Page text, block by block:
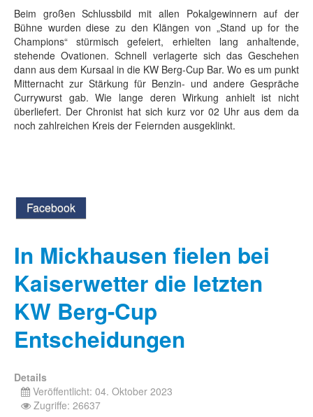
Beim großen Schlussbild mit allen Pokalgewinnern auf der
Bühne wurden diese zu den Klängen von „Stand up for the
Champions“ stürmisch gefeiert, erhielten lang anhaltende,
stehende Ovationen. Schnell verlagerte sich das Geschehen
dann aus dem Kursaal in die KW Berg-Cup Bar. Wo es um punkt
Mitternacht zur Stärkung für Benzin- und andere Gespräche
Currywurst gab. Wie lange deren Wirkung anhielt ist nicht
überliefert. Der Chronist hat sich kurz vor 02 Uhr aus dem da
noch zahlreichen Kreis der Feiernden ausgeklinkt.
Facebook
In Mickhausen fielen bei
Kaiserwetter die letzten
KW Berg-Cup
Entscheidungen
Details
Veröffentlicht: 04. Oktober 2023
Zugriffe: 26637